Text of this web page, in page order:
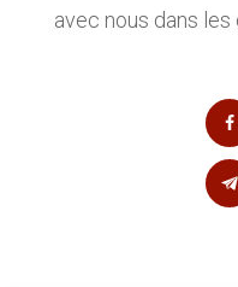
avec nous dans